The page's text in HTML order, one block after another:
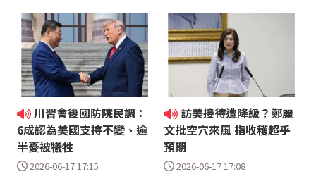
川習會後國防院民調：
6成認為美國支持不變、逾
半憂被犧牲
2026-06-17 17:15
訪美接待遭降級？鄭麗
文批空穴來風 指收穫超乎
預期
2026-06-17 17:08